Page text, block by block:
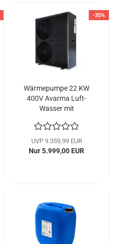
-35%
Wärmepumpe 22 KW
400V Avarma Luft-
Wasser mit
Monoblock Hofman
Energy
UVP 9.359,99 EUR
Nur 5.999,00 EUR